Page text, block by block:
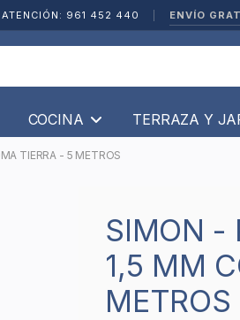
ATENCIÓN: 961 452 440 ENVÍO
COCINA TERRAZA Y
TIERRA - 5 METROS
SIMON - PROLONGADOR NEGRO 3G
1,5 MM
METROS